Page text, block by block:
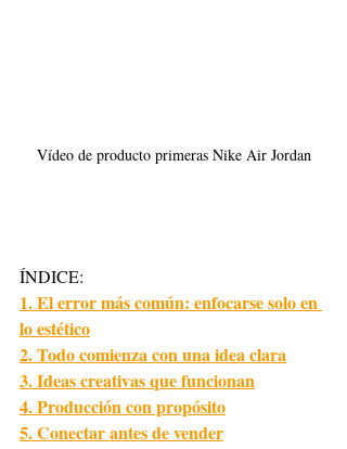
Vídeo de producto primeras Nike Air Jordan
ÍNDICE:
1. El error más común: enfocarse solo en
lo estético
2. Todo comienza con una idea clara
3. Ideas creativas que funcionan
4. Producción con propósito
5. Conectar antes de vender